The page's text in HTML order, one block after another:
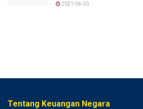
2021-06-30
Tentang Keuangan Negara